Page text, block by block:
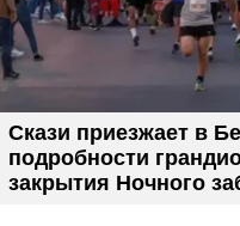
Скази приезжает в
подробности
закрытия Ночного